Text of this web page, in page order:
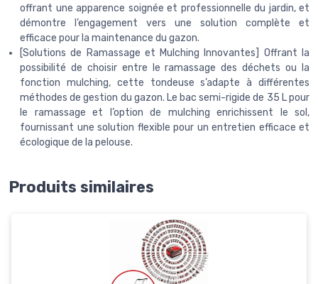
offrant une apparence soignée et professionnelle du jardin, et
démontre l’engagement vers une solution complète et
efficace pour la maintenance du gazon.
[Solutions de Ramassage et Mulching Innovantes] Offrant la
possibilité de choisir entre le ramassage des déchets ou la
fonction mulching, cette tondeuse s’adapte à différentes
méthodes de gestion du gazon. Le bac semi-rigide de 35 L pour
le ramassage et l’option de mulching enrichissent le sol,
fournissant une solution flexible pour un entretien efficace et
écologique de la pelouse.
Produits similaires